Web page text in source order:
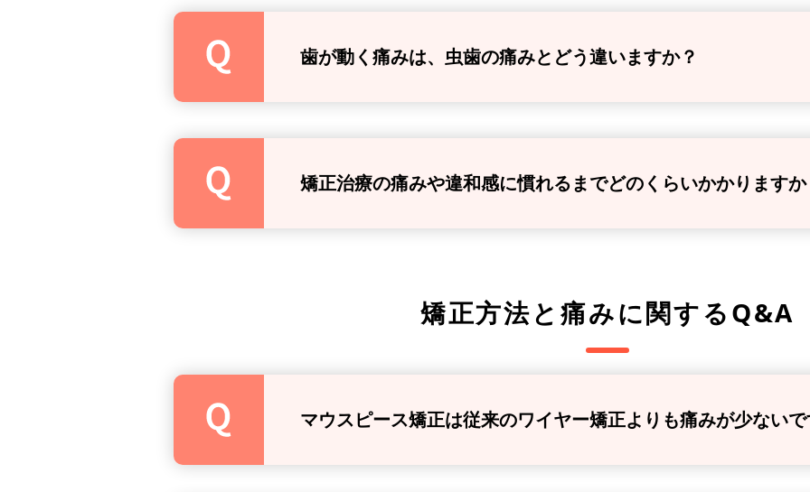
歯が動く痛みは、虫歯の痛みとどう違いますか？
矯正治療の痛みや違和感に慣れるまでどのくらいかかります
矯正方法と痛みに関するQ&A
マウスピース矯正は従来のワイヤー矯正よりも痛みが少ない